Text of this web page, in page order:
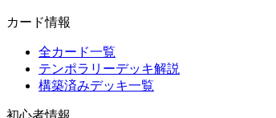
カード情報
全カード一覧
テンポラリーデッキ解説
構築済みデッキ一覧
初心者情報